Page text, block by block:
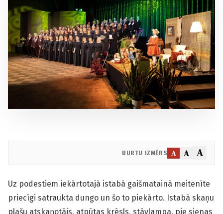
BURTU IZMĒRS A A A
Uz podestiem iekārtotajā istabā gaišmatainā meitenīte
priecīgi satraukta dungo un šo to piekārto. Istabā skaņu
plašu atskaņotājs, atpūtas krēsls, stāvlampa, pie sienas